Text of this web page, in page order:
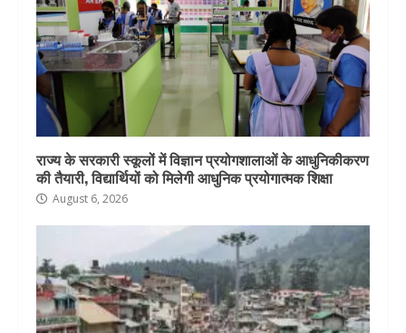
राज्य के सरकारी स्कूलों में विज्ञान प्रयोगशालाओं के आधुनिकीकरण
की तैयारी, विद्यार्थियों को मिलेगी आधुनिक प्रयोगात्मक शिक्षा
August 6, 2026